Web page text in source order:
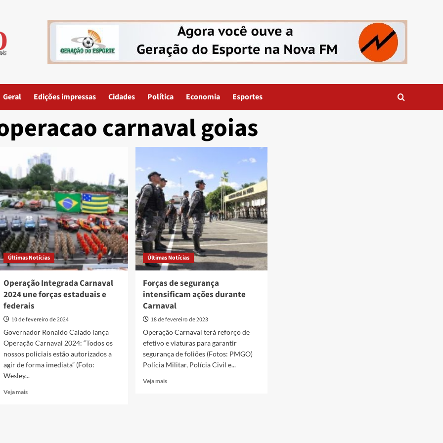
Geral Edições impressas Cidades Política Economia Esportes
carnaval goias
Últimas Notícias
Operação Integrada Carnaval
2024 une forças estaduais e
federais
10 de fevereiro de 2024
Governador Ronaldo Caiado lança
Operação Carnaval 2024: “Todos os
nossos policiais estão autorizados a
agir de forma imediata” (Foto:
Wesley...
Veja maisRead
Últimas Notícias
Forças de segurança
intensificam ações durante
Carnaval
18 de fevereiro de 2023
Operação Carnaval terá reforço de
efetivo e viaturas para garantir
segurança de foliões (Fotos: PMGO)
Polícia Militar, Polícia Civil e...
Veja maisRead